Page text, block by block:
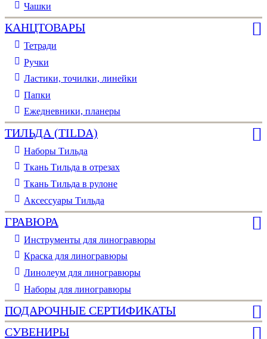
Чашки
КАНЦТОВАРЫ
Тетради
Ручки
Ластики, точилки, линейки
Папки
Ежедневники, планеры
ТИЛЬДА (TILDA)
Наборы Тильда
Ткань Тильда в отрезах
Ткань Тильда в рулоне
Аксессуары Тильда
ГРАВЮРА
Инструменты для линогравюры
Краска для линогравюры
Линолеум для линогравюры
Наборы для линогравюры
ПОДАРОЧНЫЕ СЕРТИФИКАТЫ
СУВЕНИРЫ